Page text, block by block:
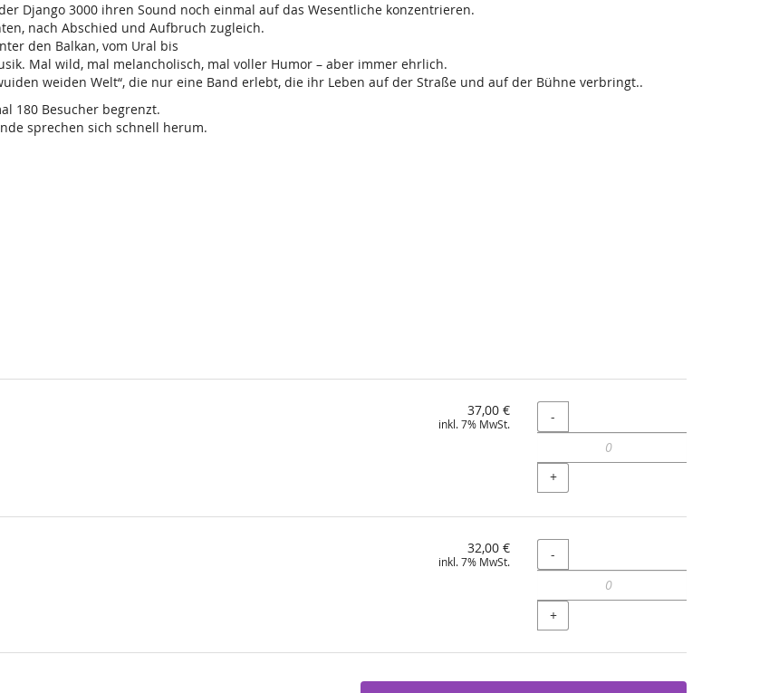
Django 3000 ihren Sound noch einmal auf das Wesentliche konzentrieren.
nach Abschied und Aufbruch zugleich.
den Balkan, vom Ural bis
Mal wild, mal melancholisch, mal voller Humor – aber immer ehrlich.
weiden Welt“, die nur eine Band erlebt, die ihr Leben auf der Straße und auf der Bühne verbringt..
180 Besucher begrenzt.
sprechen sich schnell herum.
37,00 €
inkl. 7% MwSt. Menge
-
+
32,00 €
inkl. 7% MwSt. Menge
-
+